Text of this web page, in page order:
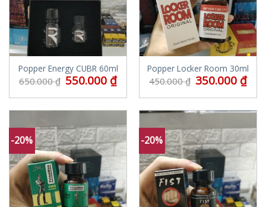
Popper Energy CUBR 60ml
650.000₫ 550.000 ₫
Popper Locker Room 30ml
450.000₫ 350.000 ₫
-20% -20%